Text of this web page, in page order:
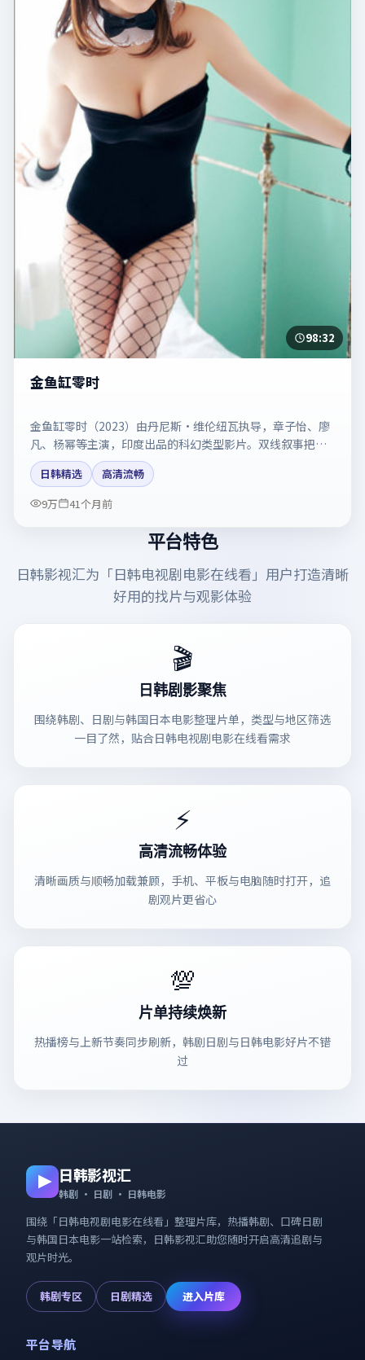
98:32
金鱼缸零时
金鱼缸零时（2023）由丹尼斯·维伦纽瓦执导，章子怡、廖
凡、杨幂等主演，印度出品的科幻类型影片。双线叙事把悬
念保持到最后一刻。剧情简介与主创信息可供检索参考，上
映日期以片方资料为准。
日韩精选
高清流畅
9万
41个月前
平台特色
日韩影视汇为「日韩电视剧电影在线看 」用户打造清晰
好用的找片与观影体验
🎬
日韩剧影聚焦
围绕韩剧、日剧与韩国日本电影整理片单，类型与地区筛选
一目了然，贴合日韩电视剧电影在线看需求
⚡
高清流畅体验
清晰画质与顺畅加载兼顾，手机、平板与电脑随时打开，追
剧观片更省心
💯
片单持续焕新
热播榜与上新节奏同步刷新，韩剧日剧与日韩电影好片不错
过
日韩影视汇
韩剧 · 日剧 · 日韩电影
围绕「日韩电视剧电影在线看 」整理片库，热播韩剧、口碑日剧
与韩国日本电影一站检索， 日韩影视汇助您随时开启高清追剧与
观片时光。
韩剧专区 日剧精选 进入片库
平台导航